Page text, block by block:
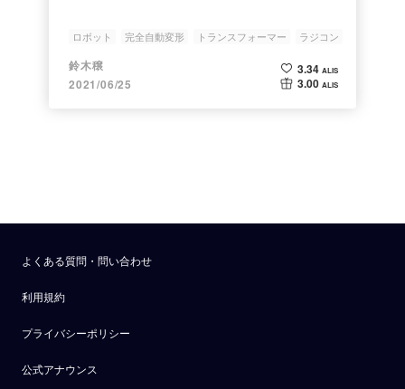
ロボット 完全自動変形 トランスフォーマー
ラジコン
玩具
鈴木穣
2021/06/25
3.34 ALIS
3.00 ALIS
よくある質問・問い合わせ
利用規約
プライバシーポリシー
公式アナウンス